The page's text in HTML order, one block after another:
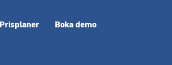
Prisplaner Boka demo